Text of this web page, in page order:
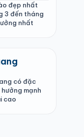
đẹp nhất
3 đến tháng
nhất
có đặc
mạnh
cao